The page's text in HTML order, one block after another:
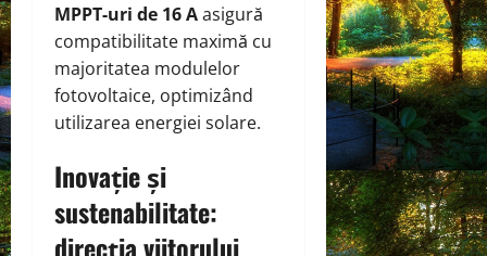
MPPT-uri de 16 Aasigură
compatibilitate maximă cu
majoritatea modulelor
fotovoltaice, optimizând
utilizarea energiei solare.
Inovație și
sustenabilitate:
direcția viitorului